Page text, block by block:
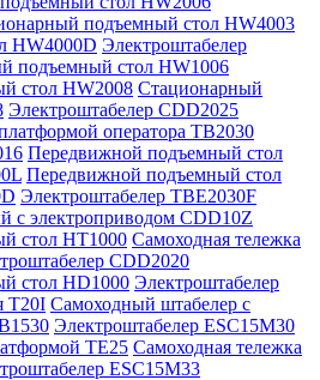
подъемный стол HW4003
HW4000D Электроштабелер
подъемный стол HW1006
стол HW2008 Стационарный
Электроштабелер CDD2025
оператора TB2030
Передвижной подъемный стол
Передвижной подъемный стол
Электроштабелер TBE2030F
с электроприводом CDD10Z
стол HT1000 Самоходная тележка
CDD2020
стол HD1000 Электроштабелер
T20I Самоходный штабелер с
Электроштабелер ESC15M30
TE25 Самоходная тележка
ESC15M33